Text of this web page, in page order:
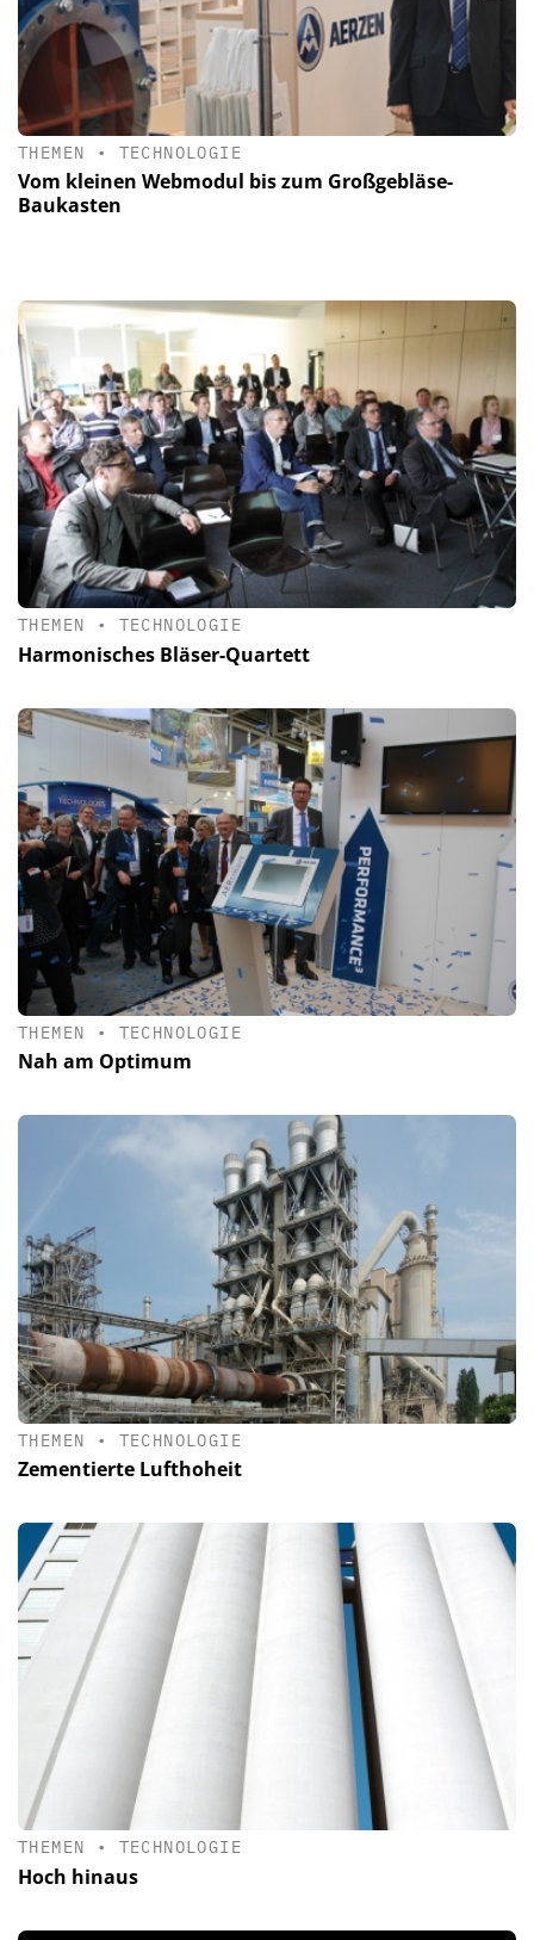
THEMEN • TECHNOLOGIE
Vom kleinen Webmodul bis zum Großgebläse-
Baukasten
THEMEN • TECHNOLOGIE
Harmonisches Bläser-Quartett
THEMEN • TECHNOLOGIE
Nah am Optimum
THEMEN • TECHNOLOGIE
Zementierte Lufthoheit
THEMEN • TECHNOLOGIE
Hoch hinaus